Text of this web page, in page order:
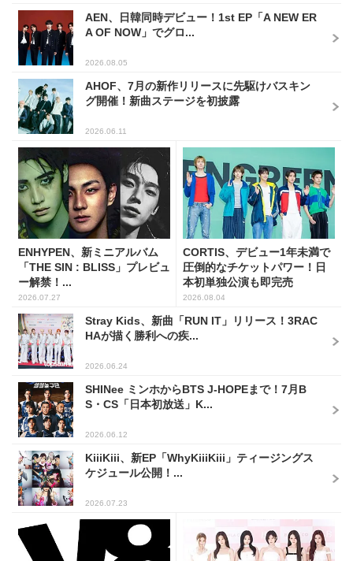
AEN、日韓同時デビュー！1st EP「A NEW ER
A OF NOW」でグロ...
2026.08.05
AHOF、7月の新作リリースに先駆けバスキン
グ開催！新曲ステージを初披露
2026.06.11
ENHYPEN、新ミニアルバム
「THE SIN : BLISS」プレビュ
ー解禁！...
2026.07.27
CORTIS、デビュー1年未満で
圧倒的なチケットパワー！日
本初単独公演も即完売
2026.08.04
Stray Kids、新曲「RUN IT」リリース！3RAC
HAが描く勝利への疾...
2026.06.24
SHINee ミンホからBTS J-HOPEまで！7月B
S・CS「日本初放送」K...
2026.06.12
KiiiKiii、新EP「WhyKiiiKiii」ティージングス
ケジュール公開！...
2026.07.23